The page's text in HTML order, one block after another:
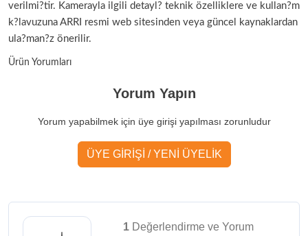
verilmi?tir. Kamerayla ilgili detayl? teknik özelliklere ve kullan?m
k?lavuzuna ARRI resmi web sitesinden veya güncel kaynaklardan
ula?man?z önerilir.
Ürün Yorumları
Yorum Yapın
Yorum yapabilmek için üye girişi yapılması zorunludur
ÜYE GİRİŞİ / YENİ ÜYELİK
1 Değerlendirme ve Yorum